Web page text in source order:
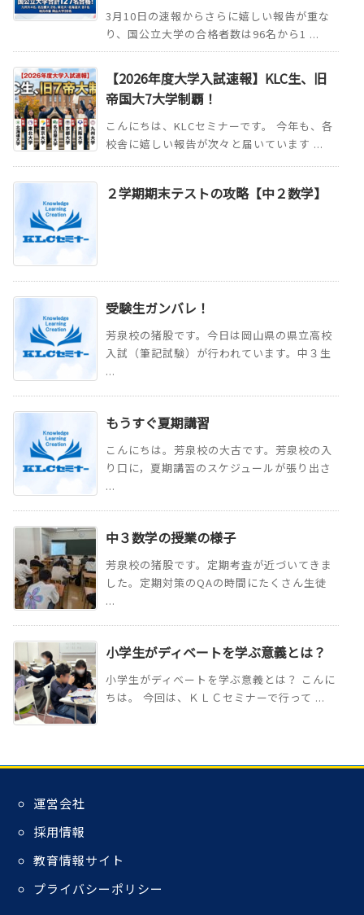
3月10日の速報からさらに嬉しい報告が重な
り、国公立大学の合格者数は96名から1 ...
【2026年度大学入試速報】KLC生、旧
帝国大7大学制覇！
こんにちは、KLCセミナーです。 今年も、各
校舎に嬉しい報告が次々と届いています ...
２学期期末テストの攻略【中２数学】
受験生ガンバレ！
芳泉校の猪股です。今日は岡山県の県立高校
入試（筆記試験）が行われています。中３生
...
もうすぐ夏期講習
こんにちは。芳泉校の大古です。芳泉校の入
り口に，夏期講習のスケジュールが張り出さ
...
中３数学の授業の様子
芳泉校の猪股です。定期考査が近づいてきま
した。定期対策のQAの時間にたくさん生徒
...
小学生がディベートを学ぶ意義とは？
小学生がディベートを学ぶ意義とは？ こんに
ちは。 今回は、ＫＬＣセミナーで行って ...
運営会社
採用情報
教育情報サイト
プライバシーポリシー